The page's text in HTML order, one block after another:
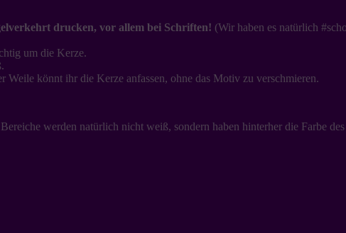
drucken, vor allem bei Schriften! (Wir haben es natürlich
um die Kerze.
könnt ihr die Kerze anfassen, ohne das Motiv zu verschmieren.
werden natürlich nicht weiß, sondern haben hinterher die Farbe